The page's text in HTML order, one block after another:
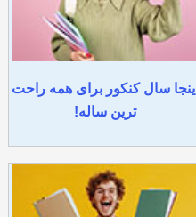
اینجا سال کنکور برای همه راحت
ترین ساله!